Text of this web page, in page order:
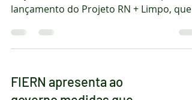
O Dia do Meio Ambiente, neste sábado, 5
lançamento do Projeto RN + Limpo, que
deve promover...